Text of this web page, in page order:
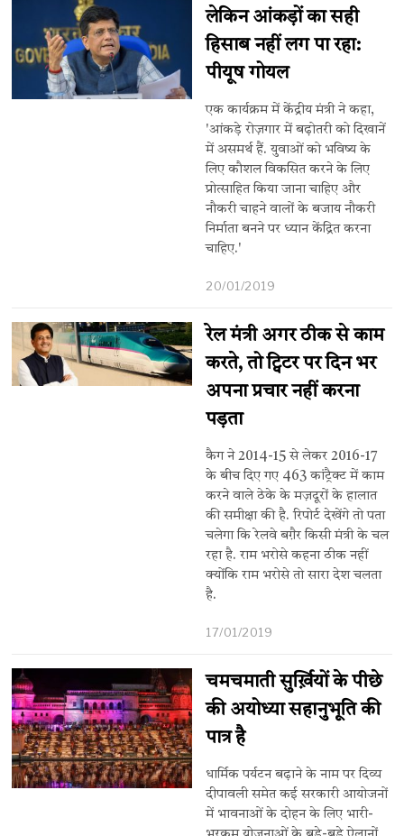
लेकिन आंकड़ों का सही
हिसाब नहीं लग पा रहा:
पीयूष गोयल
एक कार्यक्रम में केंद्रीय मंत्री ने कहा,
'आंकड़े रोज़गार में बढ़ोतरी को दिखानें
में असमर्थ हैं. युवाओं को भविष्य के
लिए कौशल विकसित करने के लिए
प्रोत्साहित किया जाना चाहिए और
नौकरी चाहने वालों के बजाय नौकरी
निर्माता बनने पर ध्यान केंद्रित करना
चाहिए.'
20/01/2019
रेल मंत्री अगर ठीक से काम
करते, तो ट्विटर पर दिन भर
अपना प्रचार नहीं करना
पड़ता
कैग ने 2014-15 से लेकर 2016-17
के बीच दिए गए 463 कांट्रैक्ट में काम
करने वाले ठेके के मज़दूरों के हालात
की समीक्षा की है. रिपोर्ट देखेंगे तो पता
चलेगा कि रेलवे बग़ैर किसी मंत्री के चल
रहा है. राम भरोसे कहना ठीक नहीं
क्योंकि राम भरोसे तो सारा देश चलता
है.
17/01/2019
चमचमाती सुर्ख़ियों के पीछे
की अयोध्या सहानुभूति की
पात्र है
धार्मिक पर्यटन बढ़ाने के नाम पर दिव्य
दीपावली समेत कई सरकारी आयोजनों
में भावनाओं के दोहन के लिए भारी-